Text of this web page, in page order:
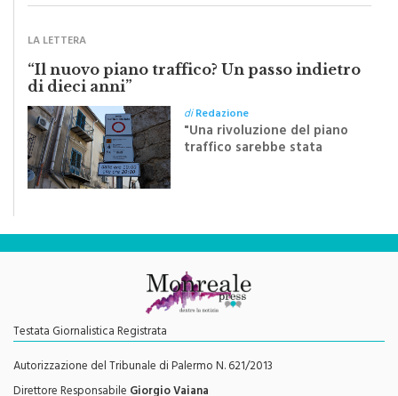
“Il nuovo piano traffico? Un passo indietro
di dieci anni”
"Una rivoluzione del piano
traffico sarebbe stata
efficace se preceduta da
una rivoluzione culturale"
Testata Giornalistica Registrata
Autorizzazione del Tribunale di Palermo N. 621/2013
Direttore ResponsabileGiorgio Vaiana
Contatti e info